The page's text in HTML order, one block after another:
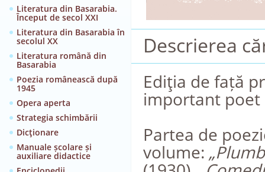
Literatura din Basarabia.
Început de secol XXI
Literatura din Basarabia în
secolul XX
Literatura română din
Basarabia
Poezia românească după
1945
Opera aperta
Strategia schimbării
Dicţionare
Manuale școlare și
auxiliare didactice
Descrierea
Ediţia de față
important
Partea de
volume: